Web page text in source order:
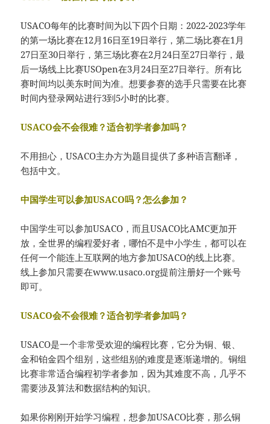
USACO每年的比赛时间为以下四个日期：2022-2023学年
的第一场比赛在12月16日至19日举行，第二场比赛在1月
27日至30日举行，第三场比赛在2月24日至27日举行，最
后一场线上比赛USOpen在3月24日至27日举行。所有比
赛时间均以美东时间为准。想要参赛的选手只需要在比赛
时间内登录网站进行3到5小时的比赛。
USACO会不会很难？适合初学者参加吗？
不用担心，USACO主办方为题目提供了多种语言翻译，
包括中文。
中国学生可以参加USACO吗？怎么参加？
中国学生可以参加USACO，而且USACO比AMC更加开
放，全世界的编程爱好者，哪怕不是中小学生，都可以在
任何一个能连上互联网的地方参加USACO的线上比赛。
线上参加只需要在www.usaco.org提前注册好一个账号
即可。
USACO会不会很难？适合初学者参加吗？
USACO是一个非常受欢迎的编程比赛，它分为铜、银、
金和铂金四个组别，这些组别的难度是逐渐递增的。铜组
比赛非常适合编程初学者参加，因为其难度不高，几乎不
需要涉及算法和数据结构的知识。
如果你刚刚开始学习编程，想参加USACO比赛，那么铜